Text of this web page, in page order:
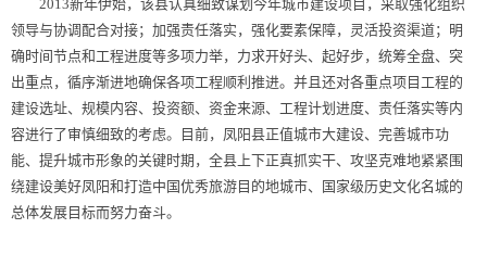
2013新年伊始，该县认真细致谋划今年城市建设项目，采取强化组织
领导与协调配合对接；加强责任落实，强化要素保障，灵活投资渠道；明
确时间节点和工程进度等多项力举，力求开好头、起好步，统筹全盘、突
出重点，循序渐进地确保各项工程顺利推进。并且还对各重点项目工程的
建设选址、规模内容、投资额、资金来源、工程计划进度、责任落实等内
容进行了审慎细致的考虑。目前，凤阳县正值城市大建设、完善城市功
能、提升城市形象的关键时期，全县上下正真抓实干、攻坚克难地紧紧围
绕建设美好凤阳和打造中国优秀旅游目的地城市、国家级历史文化名城的
总体发展目标而努力奋斗。